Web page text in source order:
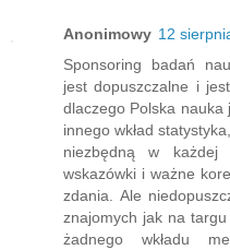
Anonimowy 12
Sponsoring badań
jest dopuszczalne i
dlaczego Polska
innego wkład
niezbędną w
wskazówki i ważne
zdania. Ale
znajomych jak na
żadnego wkładu